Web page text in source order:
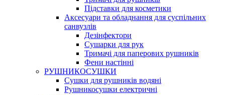
Підставки для косметики
Аксесуари та обладнання для суспільних
санвузлів
Дезінфектори
Сушарки для рук
Тримачі для паперових рушників
Фени настінні
РУШНИКОСУШКИ
Сушки для рушників водяні
Рушникосушки електричні